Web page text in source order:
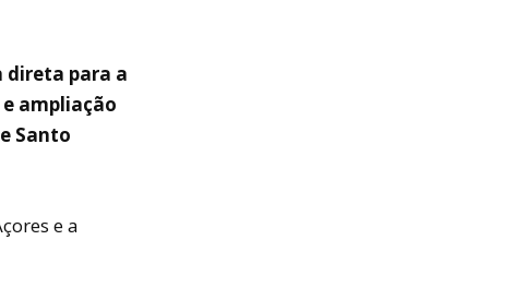
direta para a
ampliação
Santo
e a